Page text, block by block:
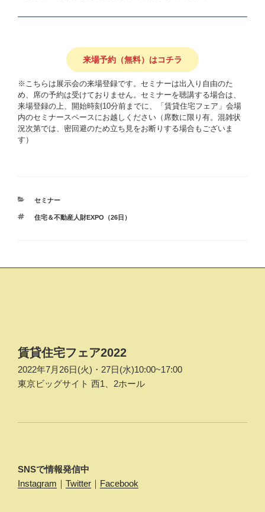
来場予約（無料）はコチラ
※こちらは展示会の来場登録です。セミナーは出入り自由のた
め、席の予約は受けておりません。セミナーを聴講する場合は、
来場登録の上、開始時刻10分前までに、「賃貸住宅フェア」会場
内のセミナースペースにお越しください（席数に限り有。混雑状
況次第では、密回避のため立ち見をお断りする場合もございま
す）
カ
ゴ
セミナー
タ
住宅＆不動産人財EXPO（26日）
ー
シ
ョ
賃貸住宅フェア2022
2022年7月26日(火)・27日(水)10:00~17:00
東京ビッグサイト 西1、2ホール
SNSで情報発信中
Instagram
Twitter Facebook